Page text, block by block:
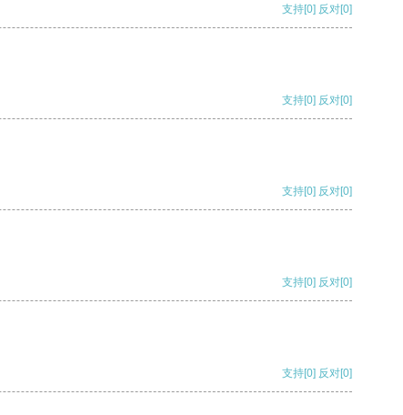
支持[0] 反对[0]
支持[0] 反对[0]
支持[0] 反对[0]
支持[0] 反对[0]
支持[0] 反对[0]